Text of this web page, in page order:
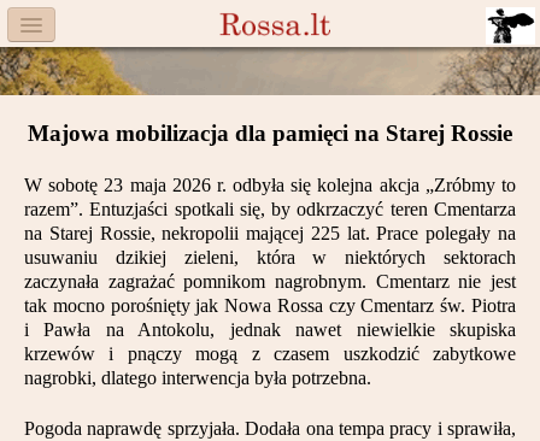
Menu
Facebook
Komitet
Aktualności
Książka
Moneta
Cegiełki
Majowa mobilizacja dla pamięci na Starej Rossie
W sobotę 23 maja 2026 r. odbyła się kolejna akcja „Zróbmy to
razem”. Entuzjaści spotkali się, by odkrzaczyć teren Cmentarza
na Starej Rossie, nekropolii mającej 225 lat. Prace polegały na
usuwaniu dzikiej zieleni, która w niektórych sektorach
zaczynała zagrażać pomnikom nagrobnym. Cmentarz nie jest
tak mocno porośnięty jak Nowa Rossa czy Cmentarz św. Piotra
i Pawła na Antokolu, jednak nawet niewielkie skupiska
krzewów i pnączy mogą z czasem uszkodzić zabytkowe
nagrobki, dlatego interwencja była potrzebna.
Pogoda naprawdę sprzyjała. Dodała ona tempa pracy i sprawiła,